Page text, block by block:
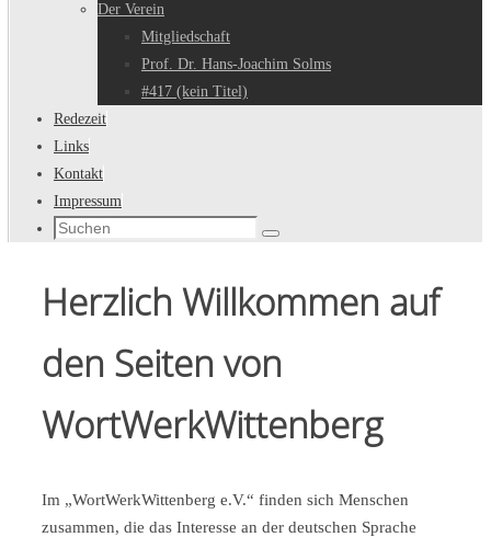
Der Verein
Mitgliedschaft
Prof. Dr. Hans-Joachim Solms
#417 (kein Titel)
Redezeit
Links
Kontakt
Impressum
Suche
Suchen
Herzlich Willkommen auf
den Seiten von
WortWerkWittenberg
Im „WortWerkWittenberg e.V.“ finden sich Menschen
zusammen, die das Interesse an der deutschen Sprache